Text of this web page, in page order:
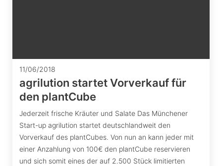
11/06/2018
agrilution startet Vorverkauf für
den plantCube
Jederzeit frische Kräuter und Salate Das Münchener
Start-up agrilution startet deutschlandweit den
Vorverkauf des plantCubes. Von nun an kann jeder mit
einer Anzahlung von 100€ den plantCube reservieren
und sich somit eines der auf 2.500 Stück limitierten